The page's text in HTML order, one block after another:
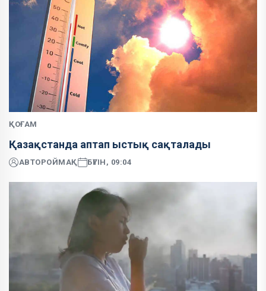
ҚОҒАМ
Қазақстанда аптап ыстық сақталады
АВТОРОЙМАҚ БҮГІН, 09:04